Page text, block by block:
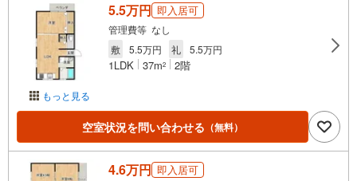
もっと見る
5.5万円 即入居可
管理費等 なし
敷
5.5万円 礼 5.5万円
1LDK 37m2 2階
空室状況を問い合わせる （無料）
4.6万円 即入居可